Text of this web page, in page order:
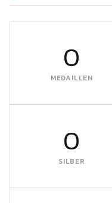
0
MEDAILLEN
0
SILBER